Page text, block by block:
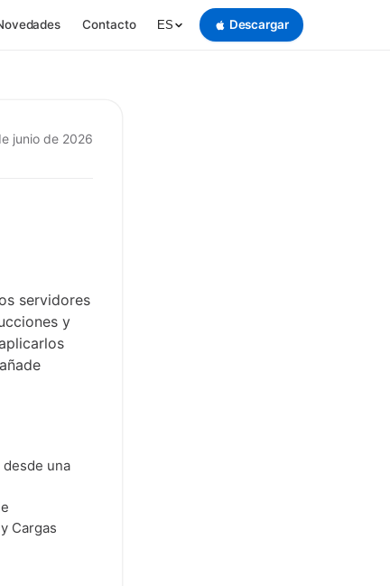
Contacto ES Descargar
junio de 2026
servidores
y
una
Cargas